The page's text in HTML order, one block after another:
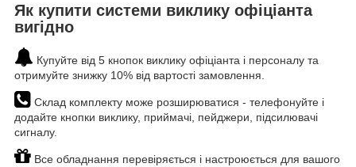
Як купити системи виклику офіціанта
вигідно
Купуйте від 5 кнопок виклику офіціанта і персоналу та
отримуйте знижку 10% від вартості замовлення.
Склад комплекту може розширюватися - телефонуйте і
додайте кнопки виклику, приймачі, пейджери, підсилювачі
сигналу.
Все обладнання перевіряється і настроюється для вашого